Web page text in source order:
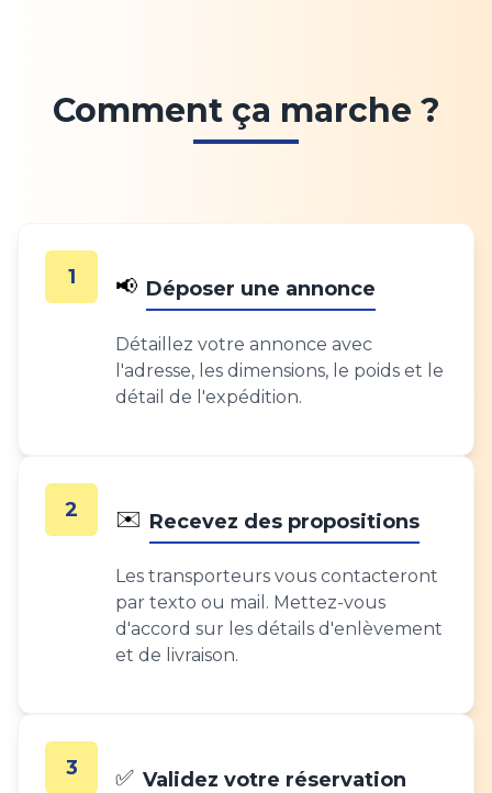
Comment ça marche ?
1 📢 Déposer une annonce
Détaillez votre annonce avec
l'adresse, les dimensions, le poids et le
détail de l'expédition.
2 ✉️ Recevez des propositions
Les transporteurs vous contacteront
par texto ou mail. Mettez-vous
d'accord sur les détails d'enlèvement
et de livraison.
3 ✅ Validez votre réservation